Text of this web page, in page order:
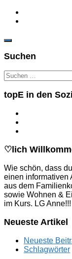
Suchen
Suchen
nach:
topE in den
♡lich
Wie schön, dass
einen informativen
aus dem
sowie Wohnen &
im Kurs. LG Anne!!!
Neueste Artikel
Neueste
Schlagwörter